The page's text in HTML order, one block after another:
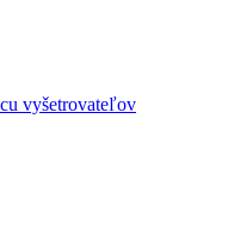
vyšetrovateľov